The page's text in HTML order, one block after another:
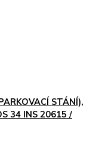
STÁNÍ),
34 INS 20615 /